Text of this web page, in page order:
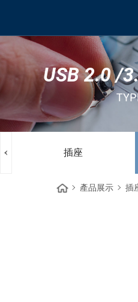
USB 2.0 /
插座
產品展示 插